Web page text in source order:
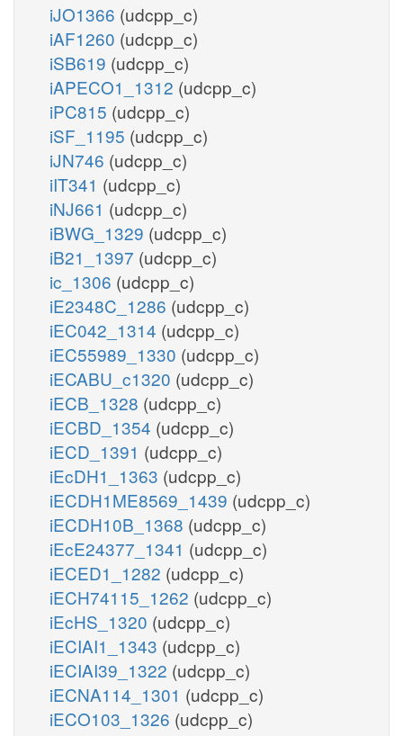
iJO1366 (udcpp_c)
iAF1260 (udcpp_c)
iSB619 (udcpp_c)
iAPECO1_1312 (udcpp_c)
iPC815 (udcpp_c)
iSF_1195 (udcpp_c)
iJN746 (udcpp_c)
iIT341 (udcpp_c)
iNJ661 (udcpp_c)
iBWG_1329 (udcpp_c)
iB21_1397 (udcpp_c)
ic_1306 (udcpp_c)
iE2348C_1286 (udcpp_c)
iEC042_1314 (udcpp_c)
iEC55989_1330 (udcpp_c)
iECABU_c1320 (udcpp_c)
iECB_1328 (udcpp_c)
iECBD_1354 (udcpp_c)
iECD_1391 (udcpp_c)
iEcDH1_1363 (udcpp_c)
iECDH1ME8569_1439 (udcpp_c)
iECDH10B_1368 (udcpp_c)
iEcE24377_1341 (udcpp_c)
iECED1_1282 (udcpp_c)
iECH74115_1262 (udcpp_c)
iEcHS_1320 (udcpp_c)
iECIAI1_1343 (udcpp_c)
iECIAI39_1322 (udcpp_c)
iECNA114_1301 (udcpp_c)
iECO103_1326 (udcpp_c)